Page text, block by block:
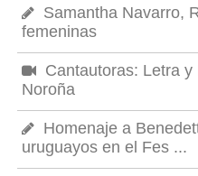
Samantha Navarro,
femeninas
Cantautoras: Letra
Noroña
Homenaje a
uruguayos en el Fes ...